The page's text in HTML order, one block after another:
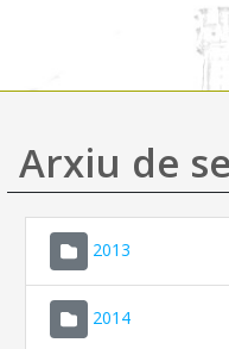
Arxiu de
2013
2014